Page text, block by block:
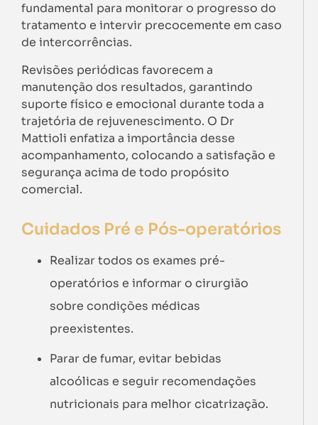
fundamental para monitorar o progresso do
tratamento e intervir precocemente em caso
de intercorrências.
Revisões periódicas favorecem a
manutenção dos resultados, garantindo
suporte físico e emocional durante toda a
trajetória de rejuvenescimento. O Dr
Mattioli enfatiza a importância desse
acompanhamento, colocando a satisfação e
segurança acima de todo propósito
comercial.
Cuidados Pré e Pós-operatórios
Realizar todos os exames pré-
operatórios e informar o cirurgião
sobre condições médicas
preexistentes.
Parar de fumar, evitar bebidas
alcoólicas e seguir recomendações
nutricionais para melhor cicatrização.